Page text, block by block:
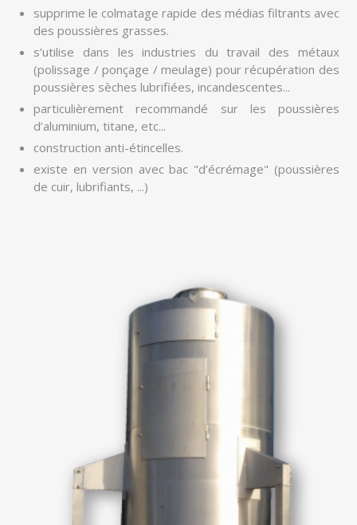
supprime le colmatage rapide des médias filtrants avec
des poussières grasses.
s’utilise dans les industries du travail des métaux
(polissage / ponçage / meulage) pour récupération des
poussières sèches lubrifiées, incandescentes...
particulièrement recommandé sur les poussières
d’aluminium, titane, etc...
construction anti-étincelles.
existe en version avec bac "d’écrémage" (poussières
de cuir, lubrifiants, ...)